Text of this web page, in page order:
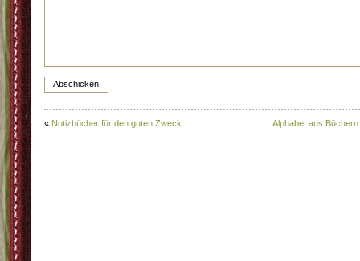
« Notizbücher für den guten Zweck Alphabet aus Büchern